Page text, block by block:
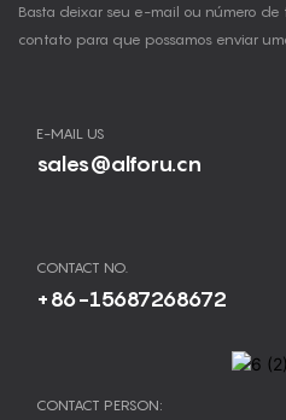
Basta deixar seu e-mail ou número de
contato para que possamos enviar
E-MAIL US
sales@alforu.cn
CONTACT NO.
+86-15687268672
CONTACT PERSON: